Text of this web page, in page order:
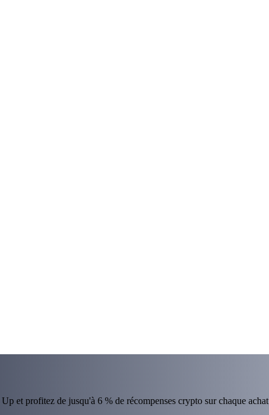
et profitez de jusqu'à 6 % de récompenses crypto sur chaque achat